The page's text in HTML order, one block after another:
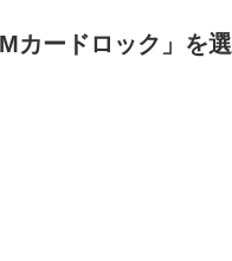
カードロック」を